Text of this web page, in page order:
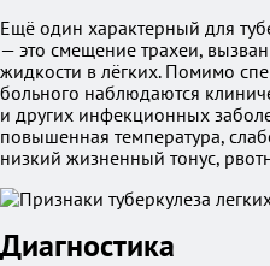
Ещё один характерный для
— это смещение трахеи,
жидкости в лёгких. Помимо
больного наблюдаются
и других инфекционных
повышенная температура,
низкий жизненный тонус,
Диагностика